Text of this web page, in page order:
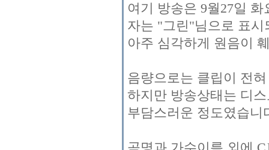
여기 방송은 9월27일
자는 "그린"님으로 표
아주 심각하게 원음이
음량으로는 클립이 전
하지만 방송상태는 디
부담스러운 정도였습니